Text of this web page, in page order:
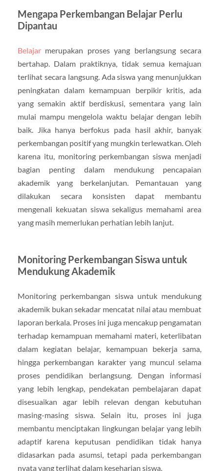
Mengapa Perkembangan Belajar Perlu
Dipantau
Belajarmerupakan proses yang berlangsung secara
bertahap. Dalam praktiknya, tidak semua kemajuan
terlihat secara langsung. Ada siswa yang menunjukkan
peningkatan dalam kemampuan berpikir kritis, ada
yang semakin aktif berdiskusi, sementara yang lain
mulai mampu mengelola waktu belajar dengan lebih
baik. Jika hanya berfokus pada hasil akhir, banyak
perkembangan positif yang mungkin terlewatkan. Oleh
karena itu, monitoring perkembangan siswa menjadi
bagian penting dalam mendukung pencapaian
akademik yang berkelanjutan. Pemantauan yang
dilakukan secara konsisten dapat membantu
mengenali kekuatan siswa sekaligus memahami area
yang masih memerlukan perhatian lebih lanjut.
Monitoring Perkembangan Siswa untuk
Mendukung Akademik
Monitoring perkembangan siswa untuk mendukung
akademik bukan sekadar mencatat nilai atau membuat
laporan berkala. Proses ini juga mencakup pengamatan
terhadap kemampuan memahami materi, keterlibatan
dalam kegiatan belajar, kemampuan bekerja sama,
hingga perkembangan karakter yang muncul selama
proses pendidikan berlangsung. Dengan informasi
yang lebih lengkap, pendekatan pembelajaran dapat
disesuaikan agar lebih relevan dengan kebutuhan
masing-masing siswa. Selain itu, proses ini juga
membantu menciptakan lingkungan belajar yang lebih
adaptif karena keputusan pendidikan tidak hanya
didasarkan pada asumsi, tetapi pada perkembangan
nyata yang terlihat dalam keseharian siswa.